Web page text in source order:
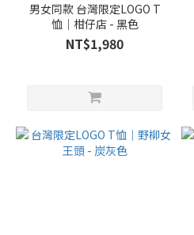
男女同款 台灣限定LOGO T
恤｜柑仔店 - 黑色
NT$1,980